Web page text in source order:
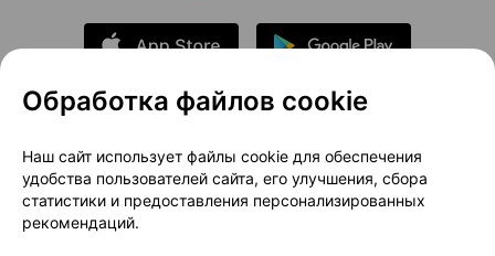
О проекте
Новости проекта
Размещение рекламы
Медицинский маркетинг
Публичный договор
Доставка
Обработка файлов cookie
Наш сайт использует файлы cookie для обеспечения
удобства пользователей сайта, его улучшения, сбора
статистики и предоставления персонализированных
рекомендаций.